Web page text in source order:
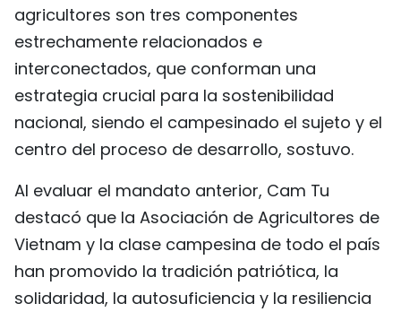
agricultores son tres componentes
estrechamente relacionados e
interconectados, que conforman una
estrategia crucial para la sostenibilidad
nacional, siendo el campesinado el sujeto y el
centro del proceso de desarrollo, sostuvo.
Al evaluar el mandato anterior, Cam Tu
destacó que la Asociación de Agricultores de
Vietnam y la clase campesina de todo el país
han promovido la tradición patriótica, la
solidaridad, la autosuficiencia y la resiliencia